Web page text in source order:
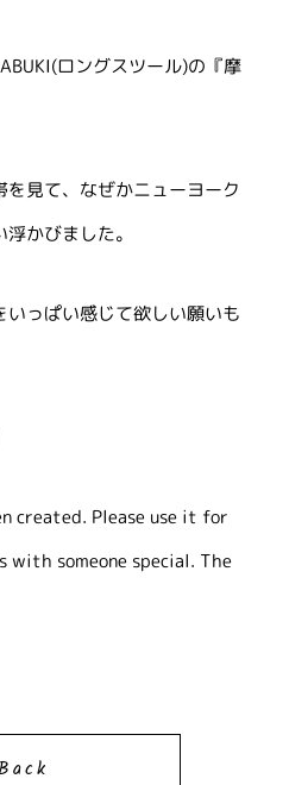
ロングスツール)の『摩
見て、なぜかニューヨーク
かびました。
っぱい感じて欲しい願いも
created. Please use it for
with someone special. The